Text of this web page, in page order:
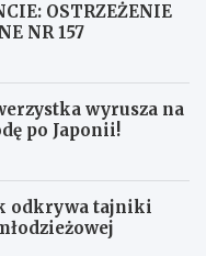
OSTRZEŻENIE
NR 157
wyrusza na
po Japonii!
odkrywa tajniki